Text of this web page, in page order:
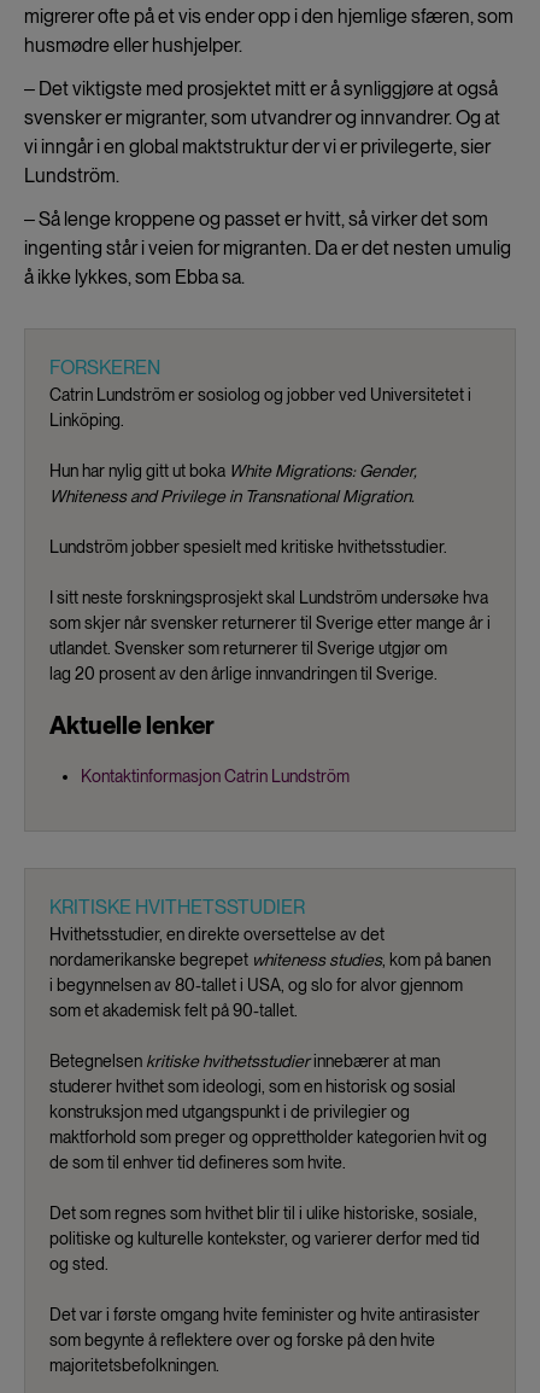
migrerer ofte på et vis ender opp i den hjemlige sfæren, som
husmødre eller hushjelper.
‒ Det viktigste med prosjektet mitt er å synliggjøre at også
svensker er migranter, som utvandrer og innvandrer. Og at
vi inngår i en global maktstruktur der vi er privilegerte, sier
Lundström.
‒ Så lenge kroppene og passet er hvitt, så virker det som
ingenting står i veien for migranten. Da er det nesten umulig
å ikke lykkes, som Ebba sa.
FORSKEREN
Catrin Lundström er sosiolog og jobber ved Universitetet i
Linköping.
Hun har nylig gitt ut boka White Migrations: Gender,
Whiteness and Privilege in Transnational Migration.
Lundström jobber spesielt med kritiske hvithetsstudier.
I sitt neste forskningsprosjekt skal Lundström undersøke hva
som skjer når svensker returnerer til Sverige etter mange år i
utlandet. Svensker som returnerer til Sverige utgjør om
lag 20 prosent av den årlige innvandringen til Sverige.
Aktuelle lenker
Kontaktinformasjon Catrin Lundström
KRITISKE HVITHETSSTUDIER
Hvithetsstudier, en direkte oversettelse av det
nordamerikanske begrepet whiteness studies, kom på banen
i begynnelsen av 80-tallet i USA, og slo for alvor gjennom
som et akademisk felt på 90-tallet.
Betegnelsen kritiske hvithetsstudierinnebærer at man
studerer hvithet som ideologi, som en historisk og sosial
konstruksjon med utgangspunkt i de privilegier og
maktforhold som preger og opprettholder kategorien hvit og
de som til enhver tid defineres som hvite.
Det som regnes som hvithet blir til i ulike historiske, sosiale,
politiske og kulturelle kontekster, og varierer derfor med tid
og sted.
Det var i første omgang hvite feminister og hvite antirasister
som begynte å reflektere over og forske på den hvite
majoritetsbefolkningen.